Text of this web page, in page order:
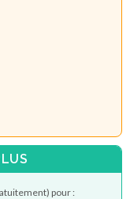
pour :